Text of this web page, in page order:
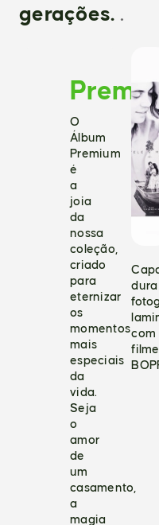
gerações. .
O
Álbum
Premium
é
a
joia
da
nossa
coleção,
criado
para
eternizar
os
momentos
mais
especiais
da
vida.
Seja
o
amor
de
um
casamento,
a
magia
dura
com
filme